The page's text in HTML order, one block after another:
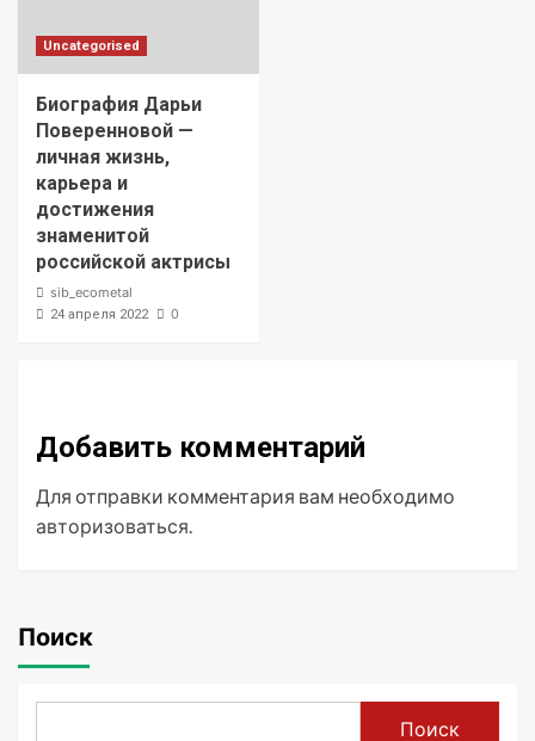
Uncategorised
Биография Дарьи
Поверенновой —
личная жизнь,
карьера и
достижения
знаменитой
российской актрисы
sib_ecometal
24 апреля 2022 0
Добавить комментарий
Для отправки комментария вам необходимо
авторизоваться.
Поиск
Поиск